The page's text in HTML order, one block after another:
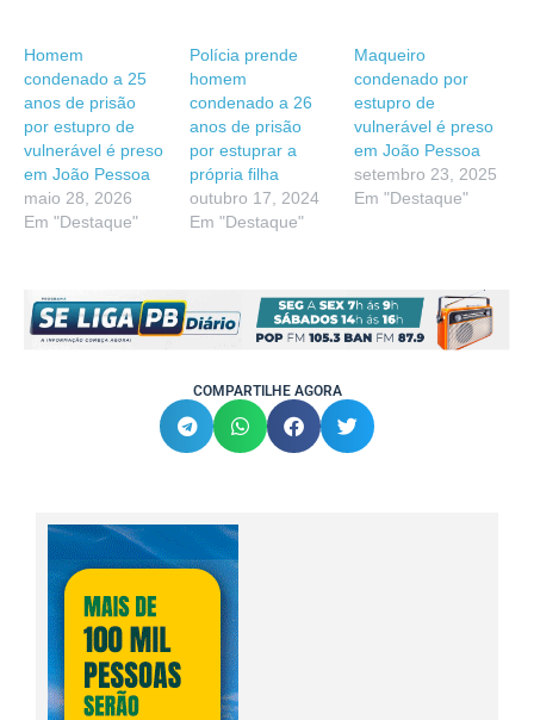
Homem
condenado a 25
anos de prisão
por estupro de
vulnerável é preso
em João Pessoa
maio 28, 2026
Em "Destaque"
Polícia prende
homem
condenado a 26
anos de prisão
por estuprar a
própria filha
outubro 17, 2024
Em "Destaque"
Maqueiro
condenado por
estupro de
vulnerável é preso
em João Pessoa
setembro 23, 2025
Em "Destaque"
COMPARTILHE AGORA